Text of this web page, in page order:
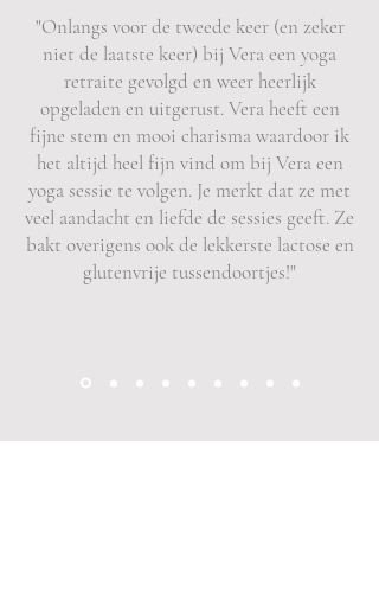
"Onlangs voor de tweede keer (en zeker
niet de laatste keer) bij Vera een yoga
retraite gevolgd en weer heerlijk
opgeladen en uitgerust. Vera heeft een
fijne stem en mooi charisma waardoor ik
het altijd heel fijn vind om bij Vera een
yoga sessie te volgen. Je merkt dat ze met
veel aandacht en liefde de sessies geeft. Ze
bakt overigens ook de lekkerste lactose en
glutenvrije tussendoortjes!"